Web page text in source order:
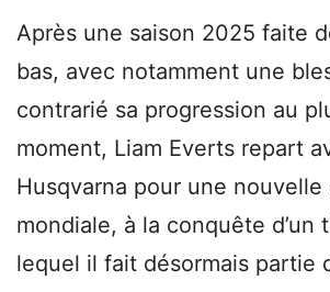
Après une saison 2025 faite
bas, avec notamment une
contrarié sa progression au
moment, Liam Everts repart
Husqvarna pour une nouvelle
mondiale, à la conquête d’un
lequel il fait désormais partie